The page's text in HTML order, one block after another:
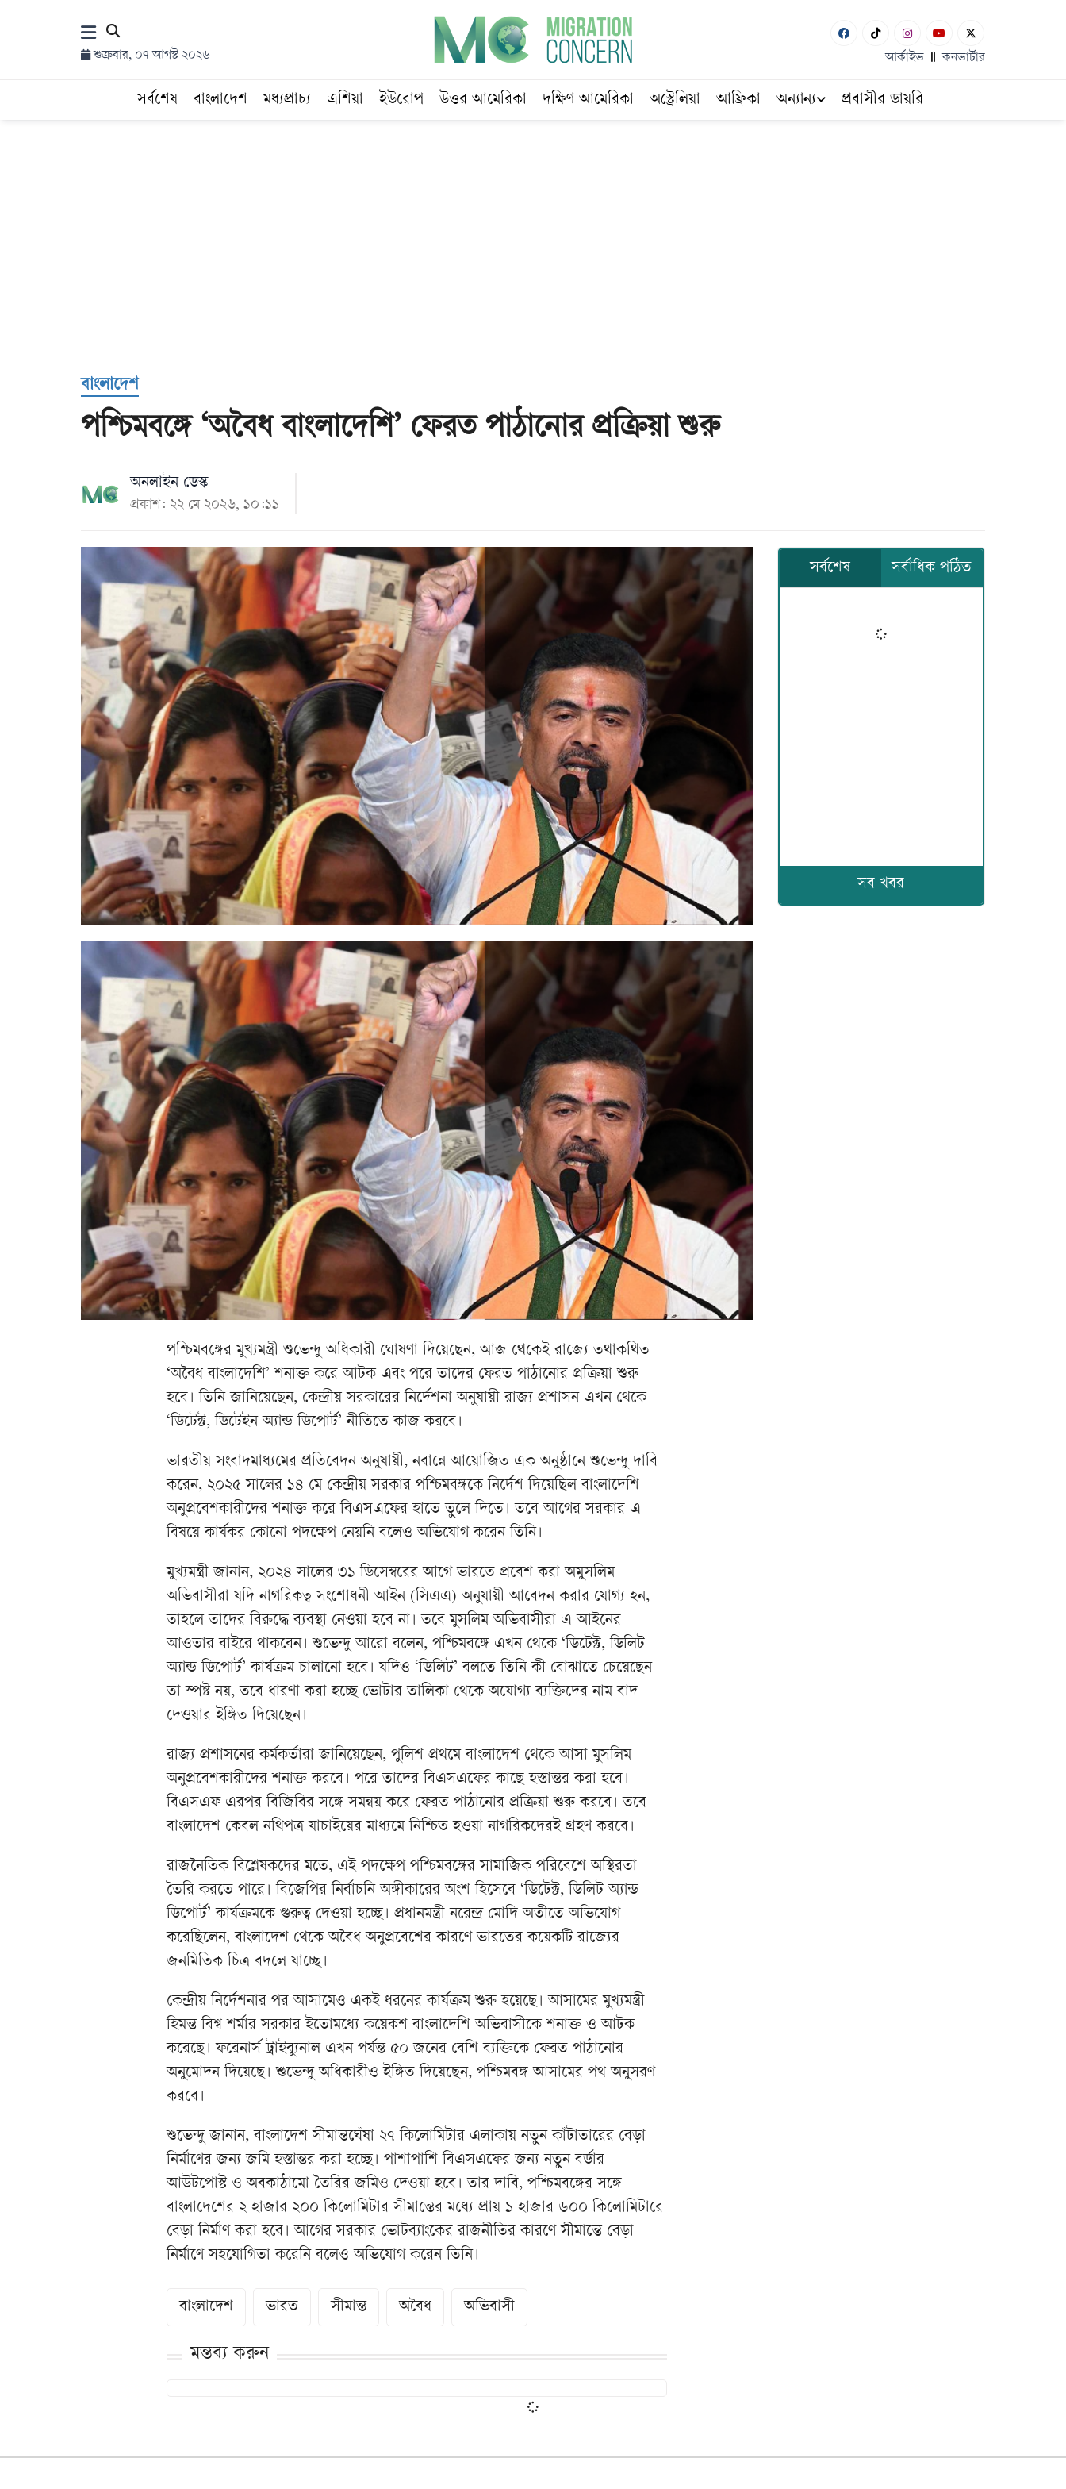
শুক্রবার, ০৭ আগস্ট ২০২৬ আর্কাইভ কনভার্টার
সর্বশেষ বাংলাদেশ মধ্যপ্রাচ্য এশিয়া ইউরোপ উত্তর আমেরিকা দক্ষিণ আমেরিকা অস্ট্রেলিয়া আফ্রিকা অন্যান্য প্রবাসীর ডায়রি
বাংলাদেশ
পশ্চিমবঙ্গে ‘অবৈধ বাংলাদেশি’ ফেরত পাঠানোর প্রক্রিয়া শুরু
অনলাইন ডেস্ক
প্রকাশ: ২২ মে ২০২৬, ১০:১১
পশ্চিমবঙ্গের মুখ্যমন্ত্রী শুভেন্দু অধিকারী ঘোষণা দিয়েছেন, আজ থেকেই রাজ্যে তথাকথিত
‘অবৈধ বাংলাদেশি’ শনাক্ত করে আটক এবং পরে তাদের ফেরত পাঠানোর প্রক্রিয়া শুরু
হবে। তিনি জানিয়েছেন, কেন্দ্রীয় সরকারের নির্দেশনা অনুযায়ী রাজ্য প্রশাসন এখন থেকে
‘ডিটেক্ট, ডিটেইন অ্যান্ড ডিপোর্ট’ নীতিতে কাজ করবে।
ভারতীয় সংবাদমাধ্যমের প্রতিবেদন অনুযায়ী, নবান্নে আয়োজিত এক অনুষ্ঠানে শুভেন্দু দাবি
করেন, ২০২৫ সালের ১৪ মে কেন্দ্রীয় সরকার পশ্চিমবঙ্গকে নির্দেশ দিয়েছিল বাংলাদেশি
অনুপ্রবেশকারীদের শনাক্ত করে বিএসএফের হাতে তুলে দিতে। তবে আগের সরকার এ
বিষয়ে কার্যকর কোনো পদক্ষেপ নেয়নি বলেও অভিযোগ করেন তিনি।
মুখ্যমন্ত্রী জানান, ২০২৪ সালের ৩১ ডিসেম্বরের আগে ভারতে প্রবেশ করা অমুসলিম
অভিবাসীরা যদি নাগরিকত্ব সংশোধনী আইন (সিএএ) অনুযায়ী আবেদন করার যোগ্য হন,
তাহলে তাদের বিরুদ্ধে ব্যবস্থা নেওয়া হবে না। তবে মুসলিম অভিবাসীরা এ আইনের
আওতার বাইরে থাকবেন। শুভেন্দু আরো বলেন, পশ্চিমবঙ্গে এখন থেকে ‘ডিটেক্ট, ডিলিট
অ্যান্ড ডিপোর্ট’ কার্যক্রম চালানো হবে। যদিও ‘ডিলিট’ বলতে তিনি কী বোঝাতে চেয়েছেন
তা স্পষ্ট নয়, তবে ধারণা করা হচ্ছে ভোটার তালিকা থেকে অযোগ্য ব্যক্তিদের নাম বাদ
দেওয়ার ইঙ্গিত দিয়েছেন।
রাজ্য প্রশাসনের কর্মকর্তারা জানিয়েছেন, পুলিশ প্রথমে বাংলাদেশ থেকে আসা মুসলিম
অনুপ্রবেশকারীদের শনাক্ত করবে। পরে তাদের বিএসএফের কাছে হস্তান্তর করা হবে।
বিএসএফ এরপর বিজিবির সঙ্গে সমন্বয় করে ফেরত পাঠানোর প্রক্রিয়া শুরু করবে। তবে
বাংলাদেশ কেবল নথিপত্র যাচাইয়ের মাধ্যমে নিশ্চিত হওয়া নাগরিকদেরই গ্রহণ করবে।
রাজনৈতিক বিশ্লেষকদের মতে, এই পদক্ষেপ পশ্চিমবঙ্গের সামাজিক পরিবেশে অস্থিরতা
তৈরি করতে পারে। বিজেপির নির্বাচনি অঙ্গীকারের অংশ হিসেবে ‘ডিটেক্ট, ডিলিট অ্যান্ড
ডিপোর্ট’ কার্যক্রমকে গুরুত্ব দেওয়া হচ্ছে। প্রধানমন্ত্রী নরেন্দ্র মোদি অতীতে অভিযোগ
করেছিলেন, বাংলাদেশ থেকে অবৈধ অনুপ্রবেশের কারণে ভারতের কয়েকটি রাজ্যের
জনমিতিক চিত্র বদলে যাচ্ছে।
কেন্দ্রীয় নির্দেশনার পর আসামেও একই ধরনের কার্যক্রম শুরু হয়েছে। আসামের মুখ্যমন্ত্রী
হিমন্ত বিশ্ব শর্মার সরকার ইতোমধ্যে কয়েকশ বাংলাদেশি অভিবাসীকে শনাক্ত ও আটক
করেছে। ফরেনার্স ট্রাইব্যুনাল এখন পর্যন্ত ৫০ জনের বেশি ব্যক্তিকে ফেরত পাঠানোর
অনুমোদন দিয়েছে। শুভেন্দু অধিকারীও ইঙ্গিত দিয়েছেন, পশ্চিমবঙ্গ আসামের পথ অনুসরণ
করবে।
শুভেন্দু জানান, বাংলাদেশ সীমান্তঘেঁষা ২৭ কিলোমিটার এলাকায় নতুন কাঁটাতারের বেড়া
নির্মাণের জন্য জমি হস্তান্তর করা হচ্ছে। পাশাপাশি বিএসএফের জন্য নতুন বর্ডার
আউটপোস্ট ও অবকাঠামো তৈরির জমিও দেওয়া হবে। তার দাবি, পশ্চিমবঙ্গের সঙ্গে
বাংলাদেশের ২ হাজার ২০০ কিলোমিটার সীমান্তের মধ্যে প্রায় ১ হাজার ৬০০ কিলোমিটারে
বেড়া নির্মাণ করা হবে। আগের সরকার ভোটব্যাংকের রাজনীতির কারণে সীমান্তে বেড়া
নির্মাণে সহযোগিতা করেনি বলেও অভিযোগ করেন তিনি।
বাংলাদেশ ভারত সীমান্ত অবৈধ অভিবাসী
মন্তব্য করুন
সর্বশেষ সর্বাধিক পঠিত
সব খবর